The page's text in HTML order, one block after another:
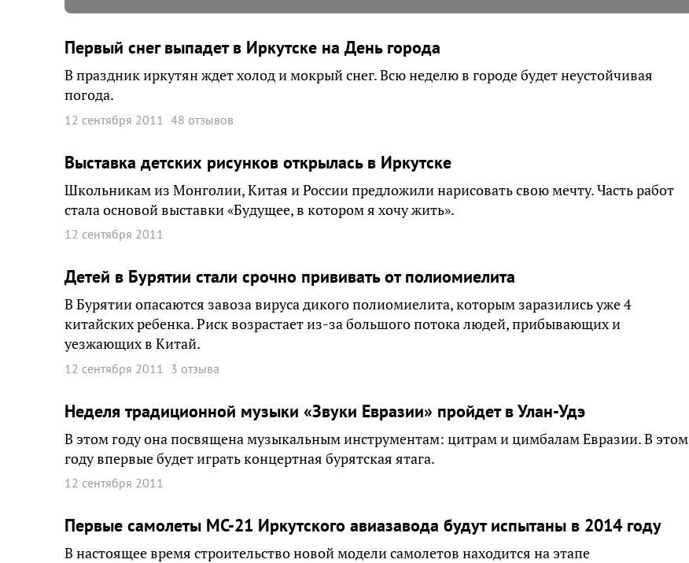
Первый снег выпадет в Иркутске на День города
В праздник иркутян ждет холод и мокрый снег. Всю неделю в городе будет неустойчивая
погода.
12 сентября 2011 48 отзывов
Выставка детских рисунков открылась в Иркутске
Школьникам из Монголии, Китая и России предложили нарисовать свою мечту. Часть работ
стала основой выставки «Будущее, в котором я хочу жить».
12 сентября 2011
Детей в Бурятии стали срочно прививать от полиомиелита
В Бурятии опасаются завоза вируса дикого полиомиелита, которым заразились уже 4
китайских ребенка. Риск возрастает из-за большого потока людей, прибывающих и
уезжающих в Китай.
12 сентября 2011 3 отзыва
Неделя традиционной музыки «Звуки Евразии» пройдет в Улан-Удэ
В этом году она посвящена музыкальным инструментам: цитрам и цимбалам Евразии. В этом
году впервые будет играть концертная бурятская ятага.
12 сентября 2011
Первые самолеты МС-21 Иркутского авиазавода будут испытаны в 2014 году
В настоящее время строительство новой модели самолетов находится на этапе